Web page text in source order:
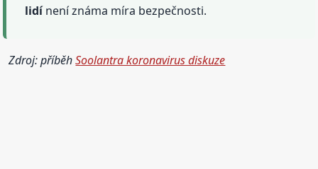
lidínení známa míra bezpečnosti.
Zdroj: příběhSoolantra koronavirus diskuze